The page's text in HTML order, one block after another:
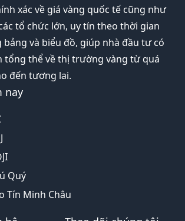
xác về giá vàng quốc tế cũng như
tổ chức lớn, uy tín theo thời gian
và biểu đồ, giúp nhà đầu tư có
tổng thể về thị trường vàng từ quá
đến tương lai.
nay
Quý
Tín Minh Châu